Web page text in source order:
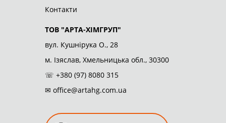
Контакти
ТОВ "АРТА-ХІМГРУП"
вул. Кушнірука О., 28
м. Ізяслав, Хмельницька обл., 30300
☏ +380 (97) 8080 315
✉ office@artahg.com.ua